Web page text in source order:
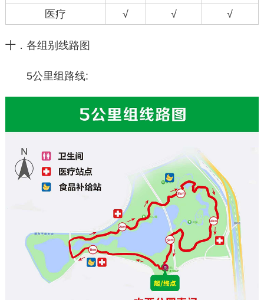
医疗
√ √ √
十．各组别线路图
5公里组路线: